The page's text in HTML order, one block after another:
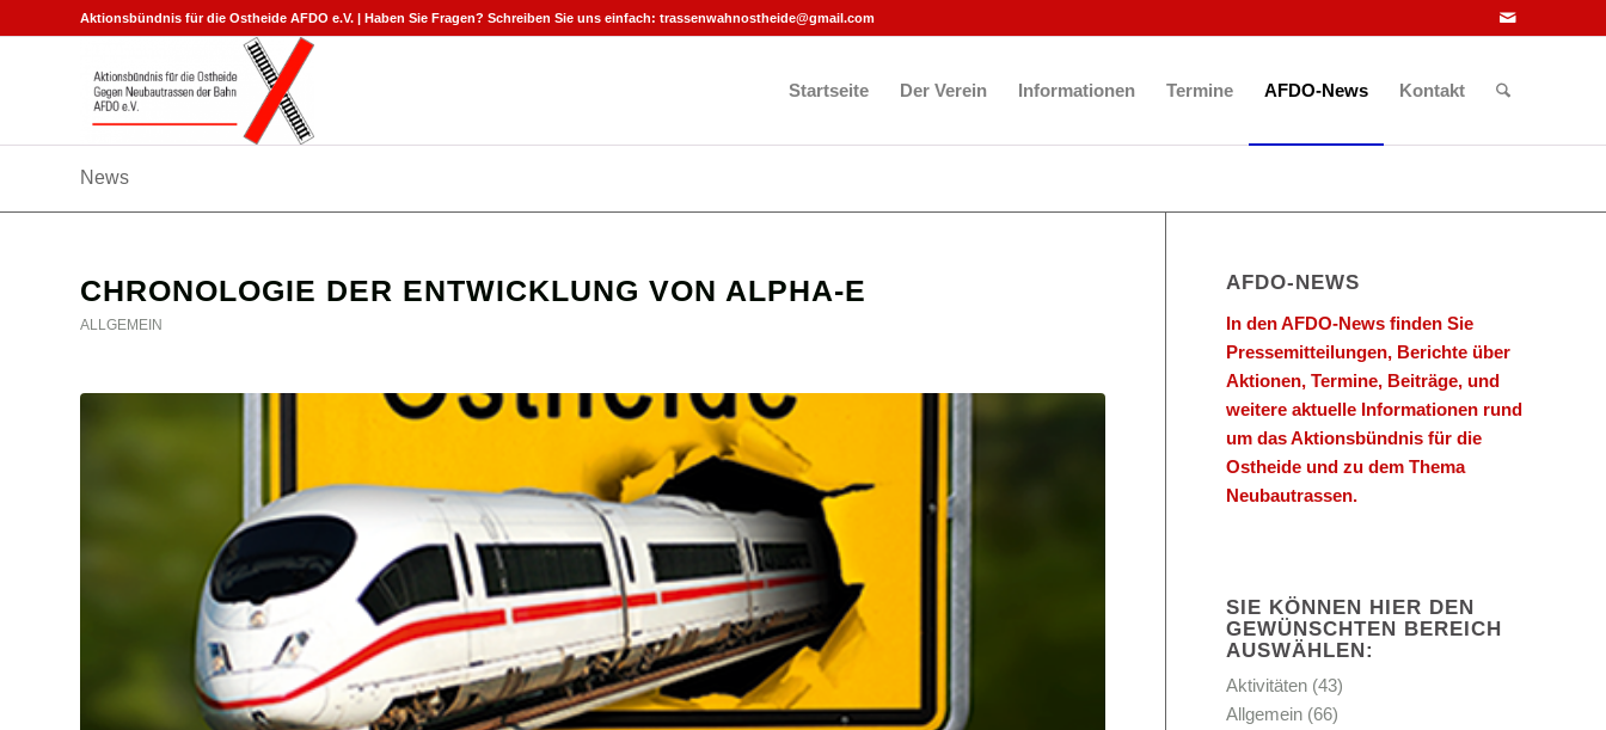
Aktionsbündnis für die Ostheide AFDO e.V. | Haben Sie Fragen? Schreiben Sie uns einfach: trassenwahnostheide@gmail.com
Startseite Der Verein Informationen Termine AFDO-News Kontakt
News
CHRONOLOGIE DER ENTWICKLUNG VON ALPHA-E
ALLGEMEIN
AFDO-NEWS
In den AFDO-News finden Sie
Pressemitteilungen, Berichte über
Aktionen, Termine, Beiträge, und
weitere aktuelle Informationen rund
um das Aktionsbündnis für die
Ostheide und zu dem Thema
Neubautrassen.
SIE KÖNNEN HIER DEN
GEWÜNSCHTEN BEREICH
AUSWÄHLEN:
Aktivitäten(43)
Allgemein(66)